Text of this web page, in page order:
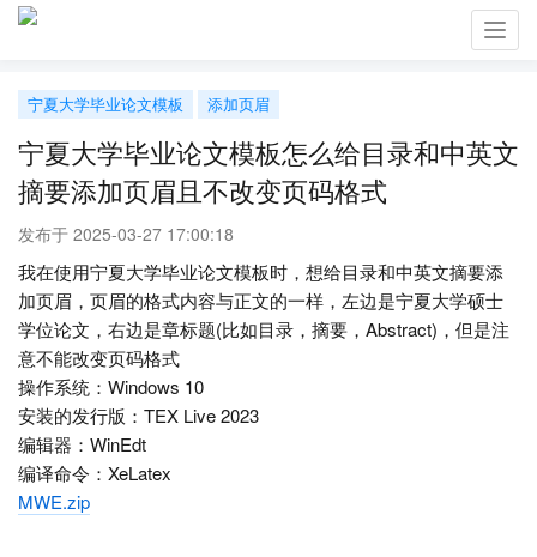
宁夏大学毕业论文模板 添加页眉
宁夏大学毕业论文模板怎么给目录和中英文
摘要添加页眉且不改变页码格式
发布于 2025-03-27 17:00:18
我在使用宁夏大学毕业论文模板时，想给目录和中英文摘要添
加页眉，页眉的格式内容与正文的一样，左边是宁夏大学硕士
学位论文，右边是章标题(比如目录，摘要，Abstract)，但是注
意不能改变页码格式
操作系统：Windows 10
安装的发行版：TEX Live 2023
编辑器：WinEdt
编译命令：XeLatex
MWE.zip